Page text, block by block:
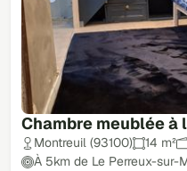
Chambre meublée à
Montreuil (93100) 14 m²
À 5km de Le Perreux-sur-